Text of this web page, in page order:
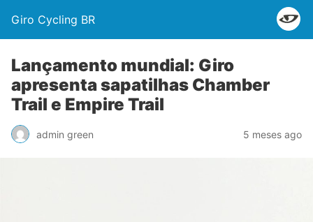
Giro Cycling BR
Lançamento mundial: Giro
apresenta sapatilhas Chamber
Trail e Empire Trail
admin green 5 meses ago